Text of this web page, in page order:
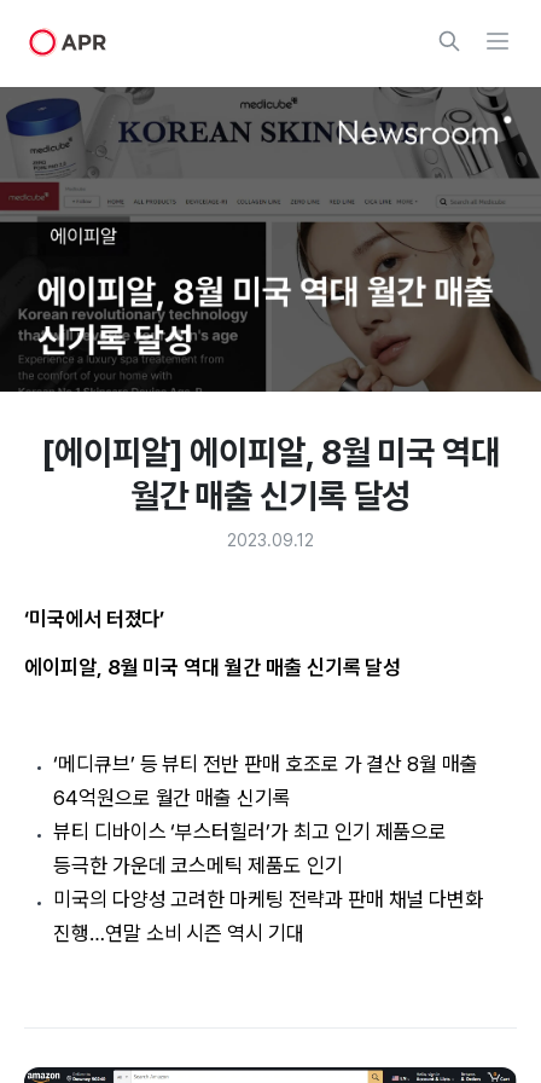
[에이피알] 에이피알, 8월 미국 역대
월간 매출 신기록 달성
2023.09.12
‘미국에서 터졌다’
에이피알, 8월 미국 역대 월간 매출 신기록 달성
‘메디큐브’ 등 뷰티 전반 판매 호조로 가 결산 8월 매출
64억원으로 월간 매출 신기록
뷰티 디바이스 ‘부스터힐러’가 최고 인기 제품으로
등극한 가운데 코스메틱 제품도 인기
미국의 다양성 고려한 마케팅 전략과 판매 채널 다변화
진행…연말 소비 시즌 역시 기대